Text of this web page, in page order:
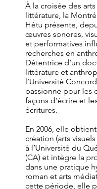
À la croisée des
littérature, la
Hétu présente,
œuvres sonores,
et performatives
recherches en
Détentrice d’un
littérature et
l’Université
passionne pour les
façons d’écrire et
écritures.
En 2006, elle
création (arts
à l’Université du
(CA) et intègre la
dans une pratique
roman et arts
cette période, elle